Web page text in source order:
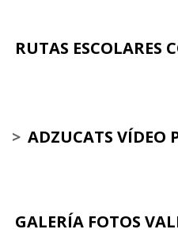
RUTAS ESCOLARES
> ADZUCATS VÍDEO
GALERÍA FOTOS